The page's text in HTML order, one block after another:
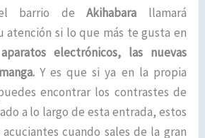
el barrio deAkihabara llamará
atención si lo que más te gusta en
aparatos electrónicos, las nuevas
Y es que si ya en la propia
encontrar los contrastes de
a lo largo de esta entrada, estos
cuando sales de la gran